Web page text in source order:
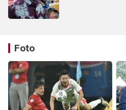
Foto